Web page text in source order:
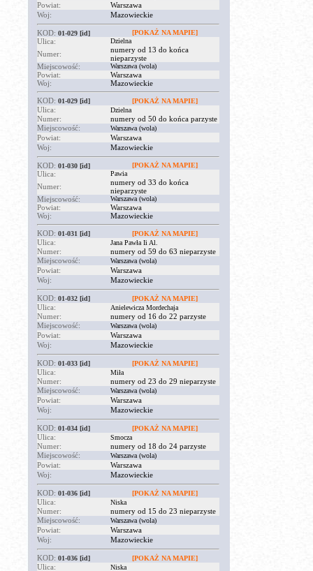
Powiat:
Warszawa
Woj:
Mazowieckie
KOD: 01-029 [id] [POKAŻ NA MAPIE]
Ulica: Dzielna
Numer:
numery od 13 do końca
nieparzyste
Miejscowość:
Warszawa (wola)
Powiat:
Warszawa
Woj:
Mazowieckie
KOD: 01-029 [id] [POKAŻ NA MAPIE]
Ulica: Dzielna
Numer:
numery od 50 do końca parzyste
Miejscowość:
Warszawa (wola)
Powiat:
Warszawa
Woj:
Mazowieckie
KOD: 01-030 [id] [POKAŻ NA MAPIE]
Ulica: Pawia
Numer:
numery od 33 do końca
nieparzyste
Miejscowość:
Warszawa (wola)
Powiat:
Warszawa
Woj:
Mazowieckie
KOD: 01-031 [id] [POKAŻ NA MAPIE]
Ulica: Jana Pawła Ii Al.
Numer:
numery od 59 do 63 nieparzyste
Miejscowość:
Warszawa (wola)
Powiat:
Warszawa
Woj:
Mazowieckie
KOD: 01-032 [id] [POKAŻ NA MAPIE]
Ulica: Anielewicza Mordechaja
Numer:
numery od 16 do 22 parzyste
Miejscowość:
Warszawa (wola)
Powiat:
Warszawa
Woj:
Mazowieckie
KOD: 01-033 [id] [POKAŻ NA MAPIE]
Ulica: Miła
Numer:
numery od 23 do 29 nieparzyste
Miejscowość:
Warszawa (wola)
Powiat:
Warszawa
Woj:
Mazowieckie
KOD: 01-034 [id] [POKAŻ NA MAPIE]
Ulica: Smocza
Numer:
numery od 18 do 24 parzyste
Miejscowość:
Warszawa (wola)
Powiat:
Warszawa
Woj:
Mazowieckie
KOD: 01-036 [id] [POKAŻ NA MAPIE]
Ulica: Niska
Numer:
numery od 15 do 23 nieparzyste
Miejscowość:
Warszawa (wola)
Powiat:
Warszawa
Woj:
Mazowieckie
KOD: 01-036 [id] [POKAŻ NA MAPIE]
Ulica: Niska